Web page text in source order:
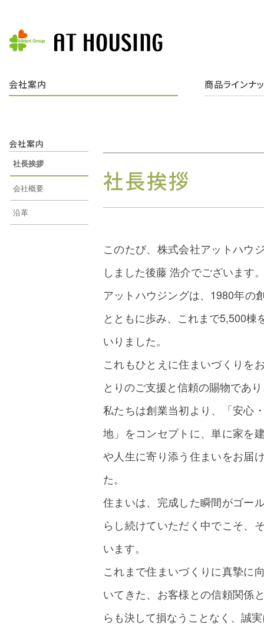
会社案内 商品ラインナ
会社案内
社長挨拶
会社概要
沿革
社長挨拶
このたび、株式会社アットハウ
しました後藤 浩介でございます
アットハウジングは、1980年の
とともに歩み、これまで5,500
いりました。
これもひとえに住まいづくりを
とりのご支援と信頼の賜物であ
私たちは創業当初より、「安心
地」をコンセプトに、単に家を
や人生に寄り添う住まいをお届
た。
住まいは、完成した瞬間がゴー
らし続けていただく中でこそ、
います。
これまで住まいづくりに真摯に
いてきた、お客様との信頼関係
らも決して損なうことなく、誠